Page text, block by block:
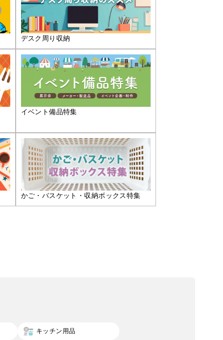
デスク周り収納
イベント備品特集
かご・バスケット・収納ボックス特集
キッチン用品